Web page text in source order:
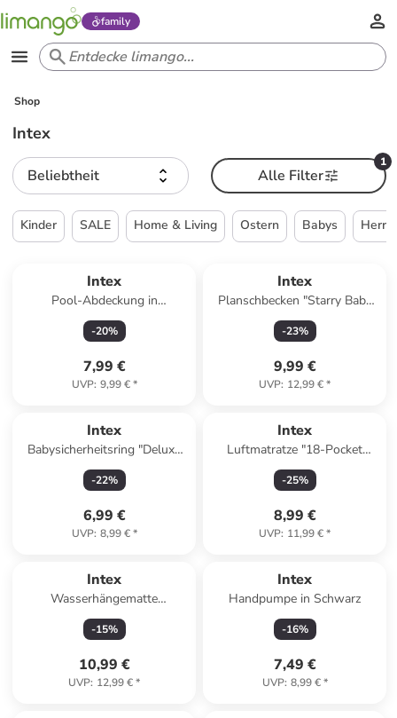
family
Shop
Intex
Beliebtheit
1
Alle Filter
Kinder SALE Home & Living Ostern Babys
Intex
Pool-Abdeckung in
Dunkelblau - Ø 305 cm
-20%
7,99 €
UVP: 9,99 €*
Intex
Planschbecken "Starry Baby
Bath" - ab 12 Monaten
-23%
9,99 €
UVP: 12,99 €*
Intex
Babysicherheitsring "Deluxe
Pool School" - ab 12 Monaten
-22%
6,99 €
UVP: 8,99 €*
Intex
Luftmatratze "18-Pocket
Fashion Mat" in Bunt
(Überraschungsprodukt)
-25%
8,99 €
UVP: 11,99 €*
Intex
Wasserhängematte
(Überraschungsprodukt)
-15%
10,99 €
UVP: 12,99 €*
Intex
Handpumpe in Schwarz
-16%
7,49 €
UVP: 8,99 €*